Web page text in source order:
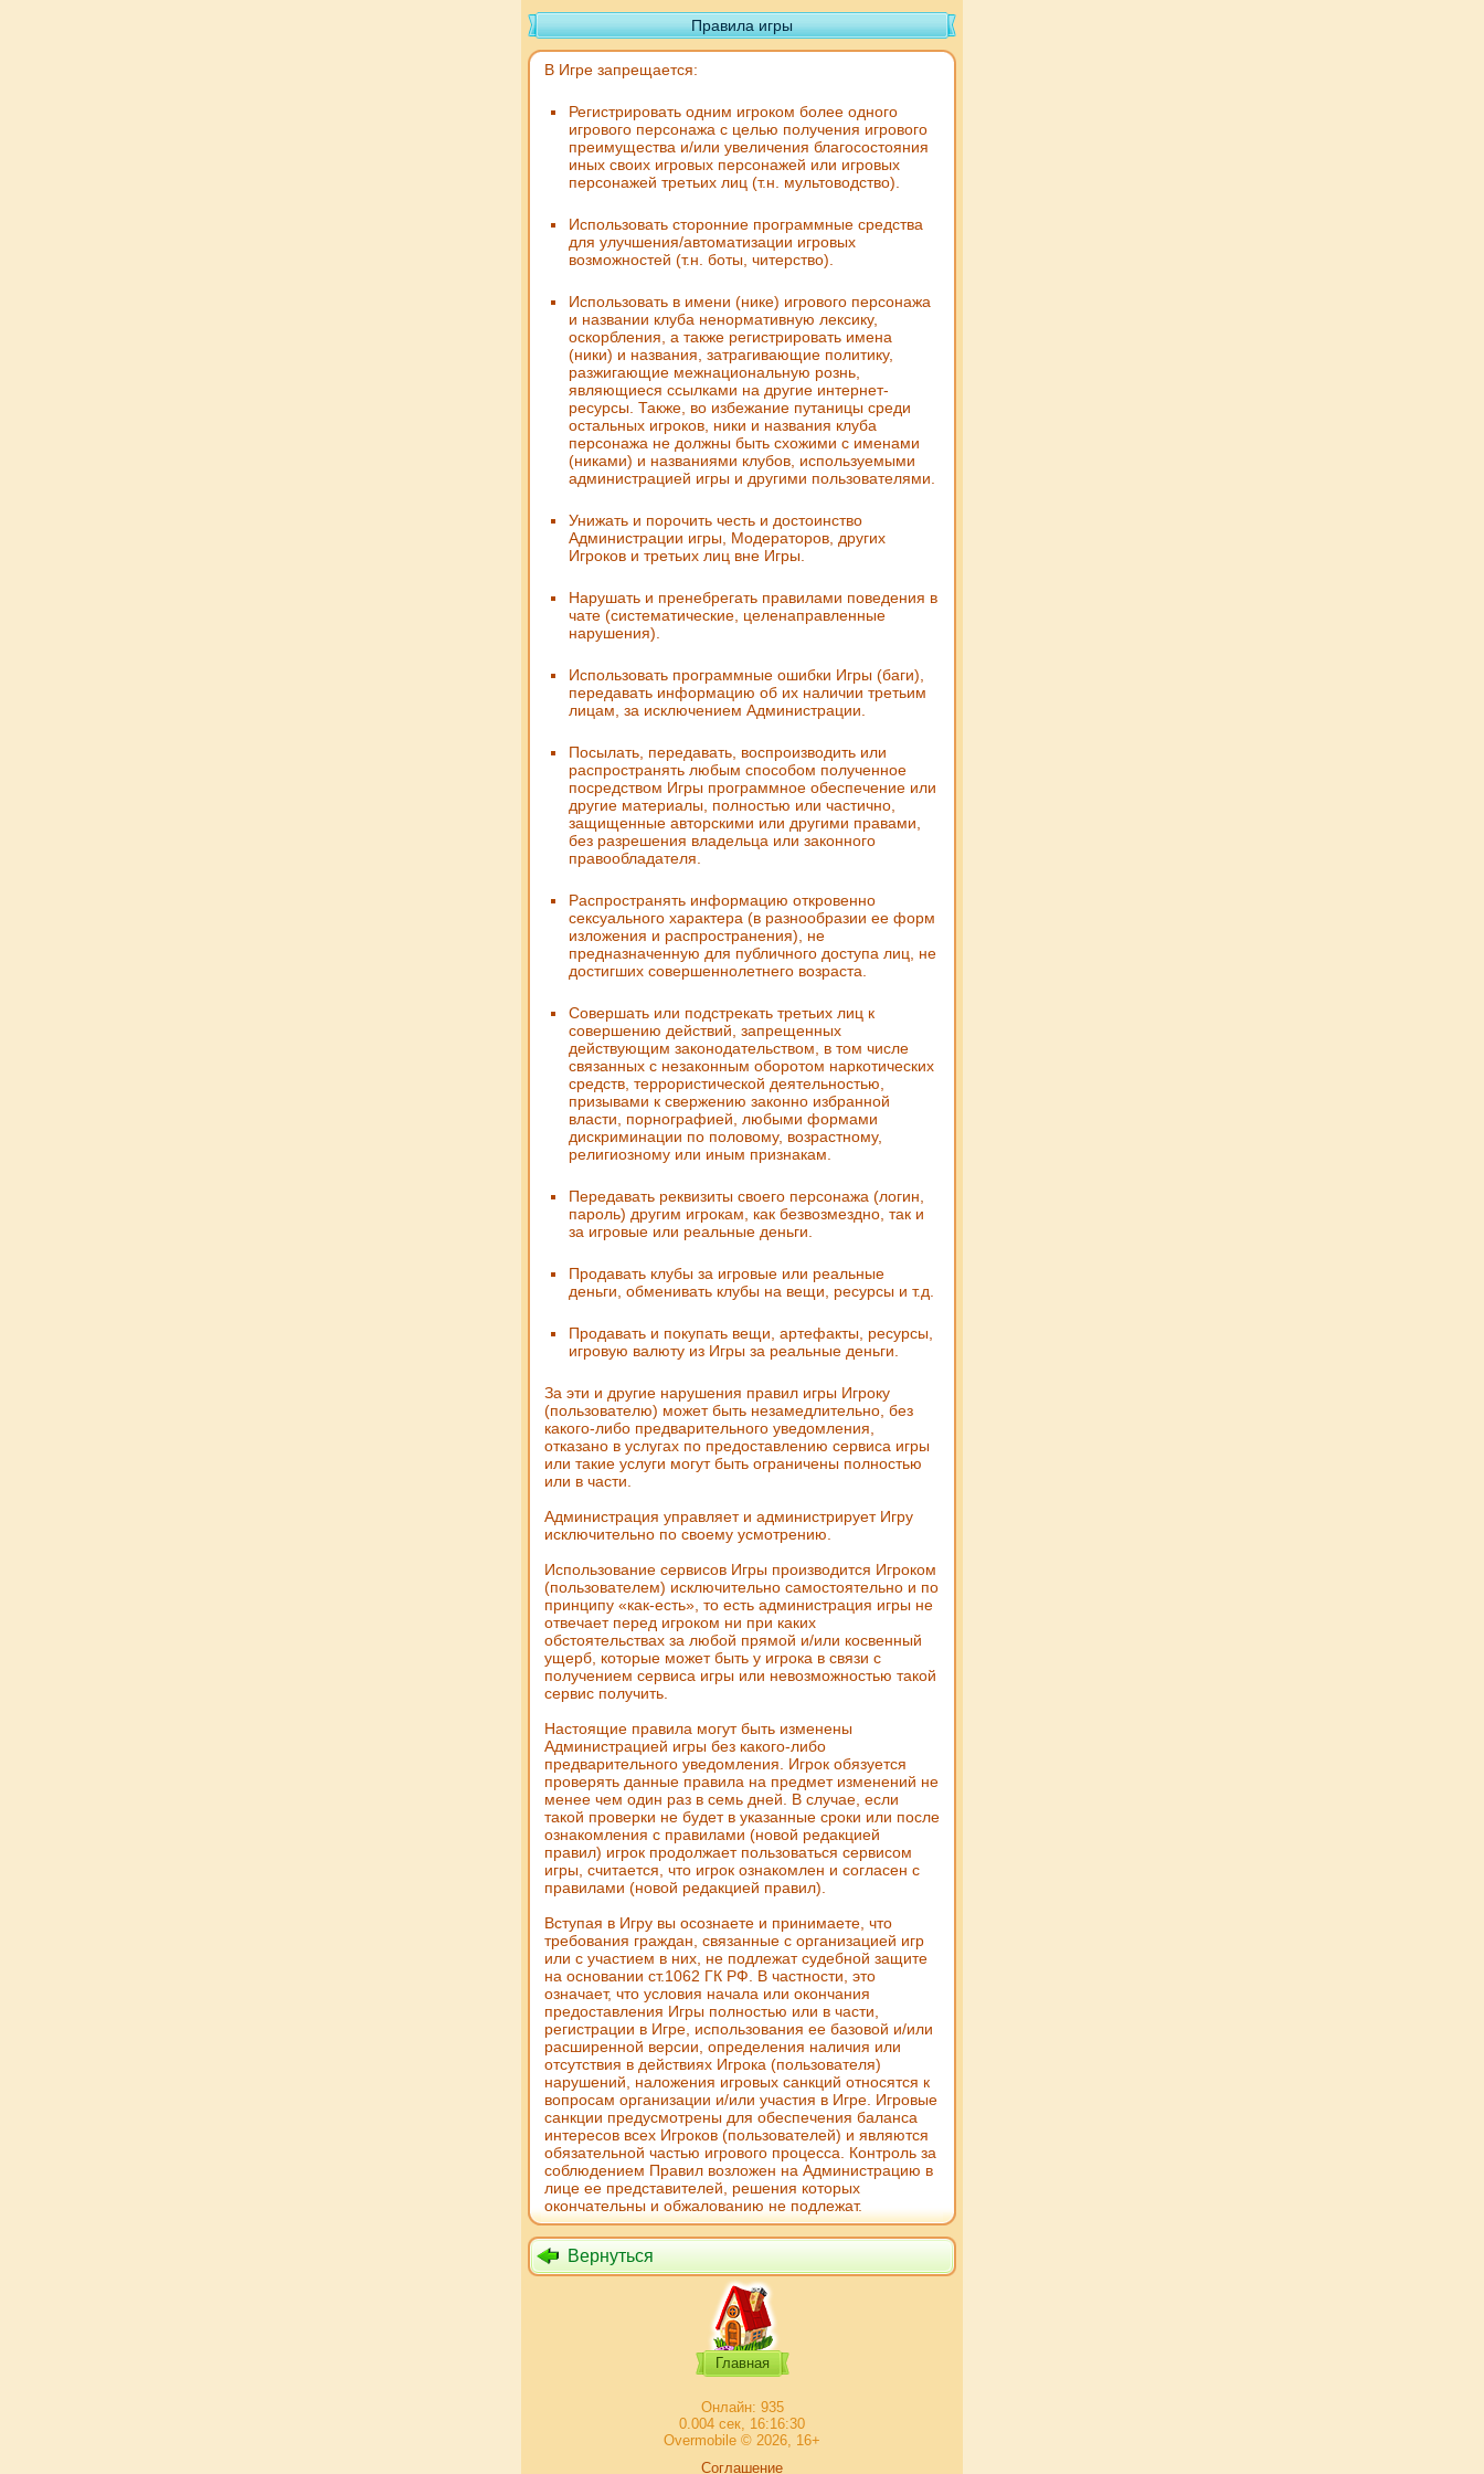
Правила игры
В Игре запрещается:
Регистрировать одним игроком более одного
игрового персонажа с целью получения игрового
преимущества и/или увеличения благосостояния
иных своих игровых персонажей или игровых
персонажей третьих лиц (т.н. мультоводство).
Использовать сторонние программные средства
для улучшения/автоматизации игровых
возможностей (т.н. боты, читерство).
Использовать в имени (нике) игрового персонажа
и названии клуба ненормативную лексику,
оскорбления, а также регистрировать имена
(ники) и названия, затрагивающие политику,
разжигающие межнациональную рознь,
являющиеся ссылками на другие интернет-
ресурсы. Также, во избежание путаницы среди
остальных игроков, ники и названия клуба
персонажа не должны быть схожими с именами
(никами) и названиями клубов, используемыми
администрацией игры и другими пользователями.
Унижать и порочить честь и достоинство
Администрации игры, Модераторов, других
Игроков и третьих лиц вне Игры.
Нарушать и пренебрегать правилами поведения в
чате (систематические, целенаправленные
нарушения).
Использовать программные ошибки Игры (баги),
передавать информацию об их наличии третьим
лицам, за исключением Администрации.
Посылать, передавать, воспроизводить или
распространять любым способом полученное
посредством Игры программное обеспечение или
другие материалы, полностью или частично,
защищенные авторскими или другими правами,
без разрешения владельца или законного
правообладателя.
Распространять информацию откровенно
сексуального характера (в разнообразии ее форм
изложения и распространения), не
предназначенную для публичного доступа лиц, не
достигших совершеннолетнего возраста.
Совершать или подстрекать третьих лиц к
совершению действий, запрещенных
действующим законодательством, в том числе
связанных с незаконным оборотом наркотических
средств, террористической деятельностью,
призывами к свержению законно избранной
власти, порнографией, любыми формами
дискриминации по половому, возрастному,
религиозному или иным признакам.
Передавать реквизиты своего персонажа (логин,
пароль) другим игрокам, как безвозмездно, так и
за игровые или реальные деньги.
Продавать клубы за игровые или реальные
деньги, обменивать клубы на вещи, ресурсы и т.д.
Продавать и покупать вещи, артефакты, ресурсы,
игровую валюту из Игры за реальные деньги.
За эти и другие нарушения правил игры Игроку
(пользователю) может быть незамедлительно, без
какого-либо предварительного уведомления,
отказано в услугах по предоставлению сервиса игры
или такие услуги могут быть ограничены полностью
или в части.
Администрация управляет и администрирует Игру
исключительно по своему усмотрению.
Использование сервисов Игры производится Игроком
(пользователем) исключительно самостоятельно и по
принципу «как-есть», то есть администрация игры не
отвечает перед игроком ни при каких
обстоятельствах за любой прямой и/или косвенный
ущерб, которые может быть у игрока в связи с
получением сервиса игры или невозможностью такой
сервис получить.
Настоящие правила могут быть изменены
Администрацией игры без какого-либо
предварительного уведомления. Игрок обязуется
проверять данные правила на предмет изменений не
менее чем один раз в семь дней. В случае, если
такой проверки не будет в указанные сроки или после
ознакомления с правилами (новой редакцией
правил) игрок продолжает пользоваться сервисом
игры, считается, что игрок ознакомлен и согласен с
правилами (новой редакцией правил).
Вступая в Игру вы осознаете и принимаете, что
требования граждан, связанные с организацией игр
или с участием в них, не подлежат судебной защите
на основании ст.1062 ГК РФ. В частности, это
означает, что условия начала или окончания
предоставления Игры полностью или в части,
регистрации в Игре, использования ее базовой и/или
расширенной версии, определения наличия или
отсутствия в действиях Игрока (пользователя)
нарушений, наложения игровых санкций относятся к
вопросам организации и/или участия в Игре. Игровые
санкции предусмотрены для обеспечения баланса
интересов всех Игроков (пользователей) и являются
обязательной частью игрового процесса. Контроль за
соблюдением Правил возложен на Администрацию в
лице ее представителей, решения которых
окончательны и обжалованию не подлежат.
Вернуться
Главная
Онлайн: 935
0.004 сек, 16:16:30
Overmobile © 2026, 16+
Соглашение